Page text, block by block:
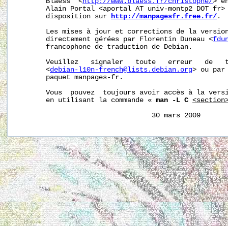
Alain Portal <aportal AT univ-montp2 DOT
       disposition sur
http://manpagesfr.free.fr/ .
Les mises à jour et corrections de la
       directement gérées par Florentin Duneau <
       francophone de traduction de Debian.
Veuillez   signaler   toute   erreur   de
       <
debian-l10n-french@lists.debian.org> ou par
       paquet manpages-fr.
Vous  pouvez  toujours avoir accès à la
       en utilisant la commande «
man -L C